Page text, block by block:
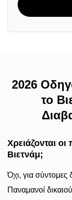
2026
το
Χρειάζονται οι
Βιετνάμ;
Όχι, για σύντομες
Παναμανοί